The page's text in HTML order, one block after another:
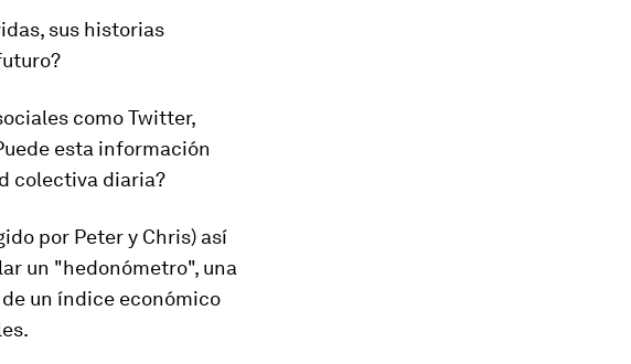
sus historias
como Twitter,
esta información
colectiva diaria?
por Peter y Chris) así
un "hedonómetro", una
un índice económico